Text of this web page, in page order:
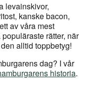
levainskivor,
kanske bacon,
av våra mest
rätter, när
alltid toppbetyg!
dag? I vår
historia.